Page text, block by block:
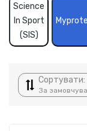
Science
In Sport
(SIS)
Сортувати: